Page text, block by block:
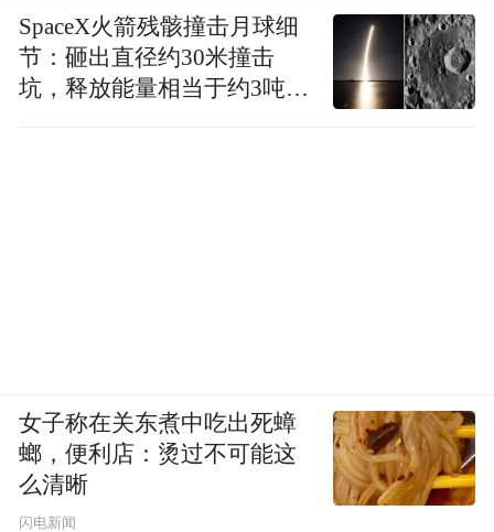
SpaceX火箭残骸撞击月球细
节：砸出直径约30米撞击
坑，释放能量相当于约3吨
女子称在关东煮中吃出死蟑
螂，便利店：烫过不可能这
么清晰
闪电新闻